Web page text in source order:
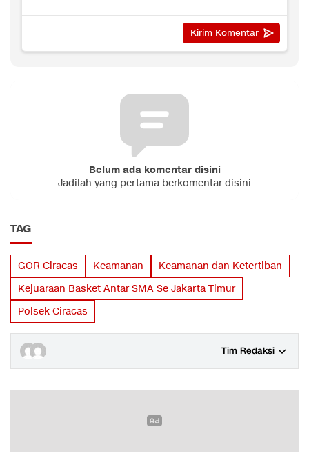
Belum ada komentar disini
Jadilah yang pertama berkomentar disini
TAG
GOR Ciracas Keamanan
Keamanan dan Ketertiban
Kejuaraan Basket Antar SMA Se Jakarta Timur
Polsek Ciracas
Tim Redaksi